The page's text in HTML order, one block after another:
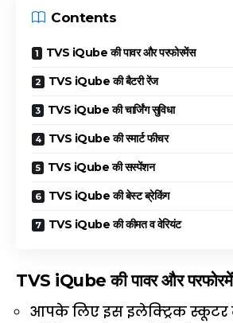
Contents
TVS iQube की पावर और परफोरमेंस
TVS iQube की बैटरी रेंज
TVS iQube की चार्जिंग सुविधा
TVS iQube की स्मार्ट फीचर
TVS iQube की सस्पेंशन
TVS iQube की बेस्ट ब्रेकिंग
TVS iQube की कीमत व वेरियंट
TVS iQube की पावर और
आपके लिए इस इलेक्ट्रिक स्कूटर